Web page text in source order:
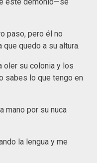
paso, pero él no
quedo a su altura.
oler su colonia y los
sabes lo que tengo en
mano por su nuca
la lengua y me